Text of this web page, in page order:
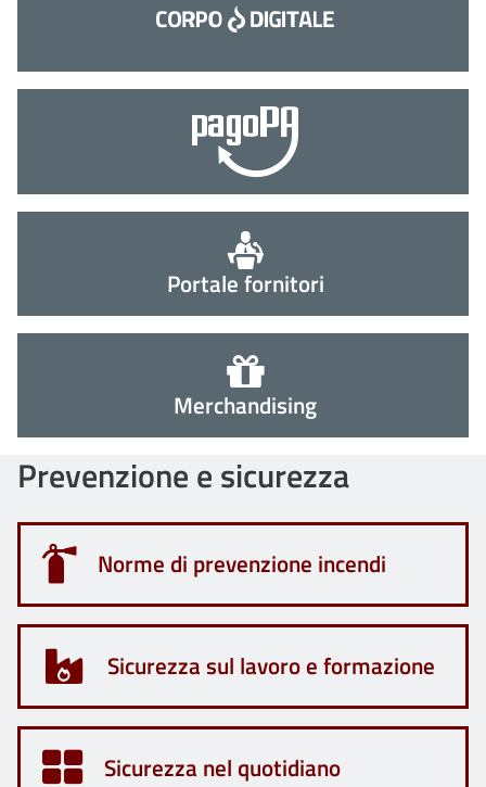
Portale fornitori
Merchandising
Prevenzione e sicurezza
Norme di prevenzione incendi
Sicurezza sul lavoro e formazione
Sicurezza nel quotidiano